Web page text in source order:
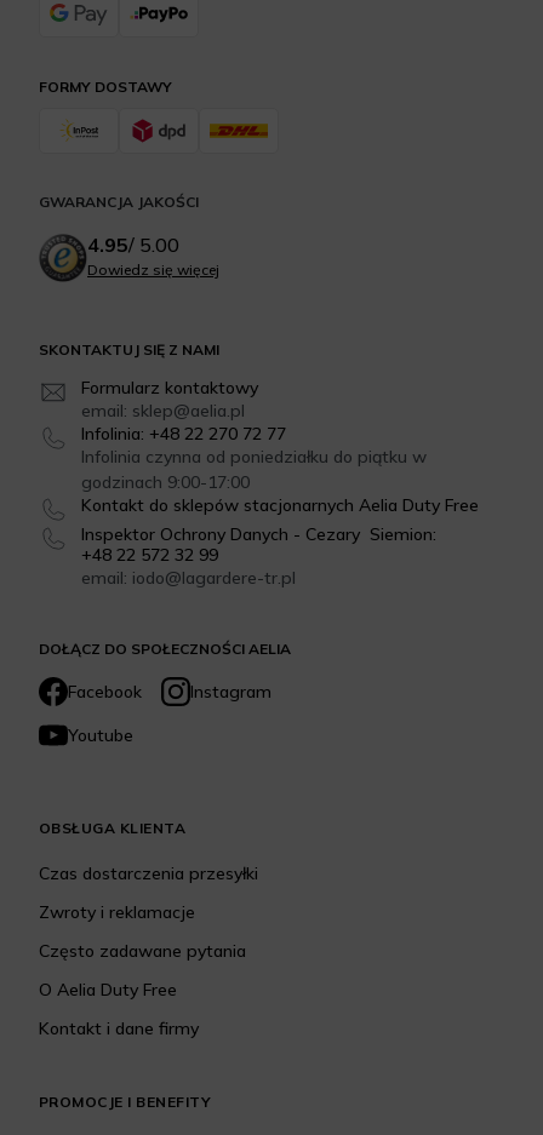
DOŁĄCZ DO SPOŁECZNOŚCI AELIA
Facebook
Instagram
Youtube
SKONTAKTUJ SIĘ Z NAMI
Formularz kontaktowy
email: sklep@aelia.pl
Infolinia: +48 22 270 72 77
Infolinia czynna od poniedziałku do piątku w
godzinach 9:00-17:00
Kontakt do sklepów stacjonarnych Aelia Duty Free
Inspektor Ochrony Danych - Cezary Siemion:
+48 22 572 32 99
email: iodo@lagardere-tr.pl
FORMY DOSTAWY
OBSŁUGA KLIENTA
Czas dostarczenia przesyłki
Zwroty i reklamacje
Często zadawane pytania
O Aelia Duty Free
Kontakt i dane firmy
PROMOCJE I BENEFITY
GWARANCJA JAKOŚCI
4.95/ 5.00
Dowiedz się więcej